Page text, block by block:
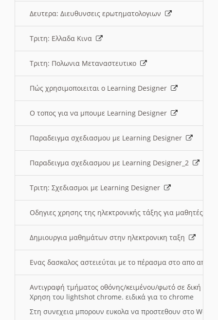
Δευτερα: Διευθυνσεις ερωτηματολογιων
Τριτη: Ελλαδα Κινα
Τριτη: Πολωνια Μεταναστευτικο
Πώς χρησιμοποιειται ο Learning Designer
O τοπος για να μπουμε Learning Designer
Παραδειγμα σχεδιασμου με Learning Designer
Παραδειγμα σχεδιασμου με Learning Designer_2
Τριτη: Σχεδιασμοι με Learning Designer
Οδηγιες χρησης της ηλεκτρονικής τάξης για μαθητές
Δημιουργια μαθημάτων στην ηλεκτρονικη ταξη
Ενας δασκαλος αστειεύται με το πέρασμα στο απο
Αντιγραφή τμήματος οθόνης/κειμένου/φωτό σε δική
Χρηση του lightshot chrome. ειδικά για το chrome
Στη συνεχεια μπορουν ευκολα να προστεθουν στο Word